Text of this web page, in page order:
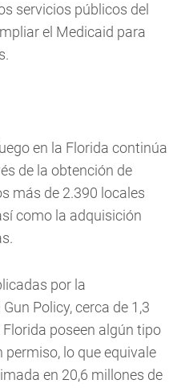
servicios públicos del
el Medicaid para
en la Florida continúa
de la obtención de
más de 2.390 locales
como la adquisición
por la
Policy, cerca de 1,3
poseen algún tipo
permiso, lo que equivale
en 20,6 millones de